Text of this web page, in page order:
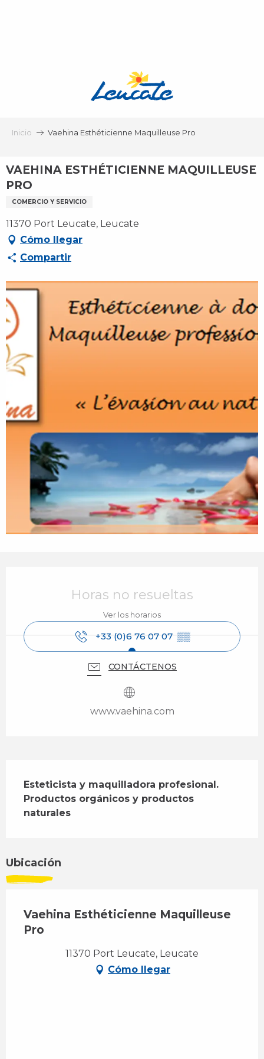
Inicio Vaehina Esthéticienne Maquilleuse Pro
VAEHINA ESTHÉTICIENNE MAQUILLEUSE
PRO
COMERCIO Y SERVICIO
11370 Port Leucate, Leucate
Cómo llegar
Compartir
Horas no resueltas
Ver los horarios
+33 (0)6 76 07 07 ▒▒
CONTÁCTENOS
www.vaehina.com
Esteticista y maquilladora profesional.
Productos orgánicos y productos
naturales
Ubicación
Vaehina Esthéticienne Maquilleuse
Pro
11370 Port Leucate, Leucate
Cómo llegar